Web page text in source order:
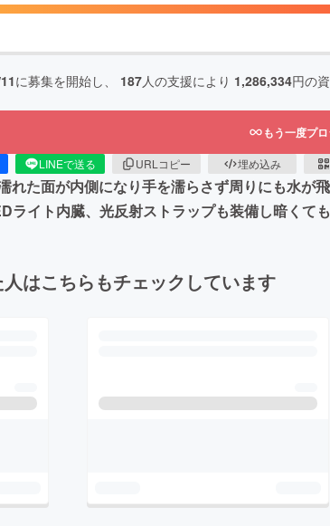
に募集を開始し、 187人の支援により 1,286,334円の
もう一度プ
LINEで送る URLコピー 埋め込み
れた面が内側になり手を濡らさず周りにも水
ライト内臓、光反射ストラップも装備し暗くて
はこちらもチェックしています